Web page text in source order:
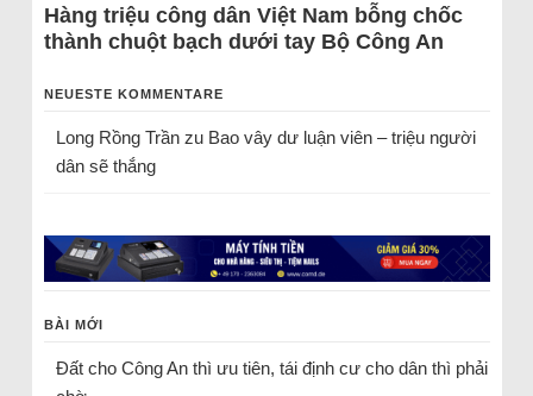
Hàng triệu công dân Việt Nam bỗng chốc
thành chuột bạch dưới tay Bộ Công An
NEUESTE KOMMENTARE
Long Rồng Trầnzu Bao vây dư luận viên – triệu người
dân sẽ thắng
BÀI MỚI
Đất cho Công An thì ưu tiên, tái định cư cho dân thì phải